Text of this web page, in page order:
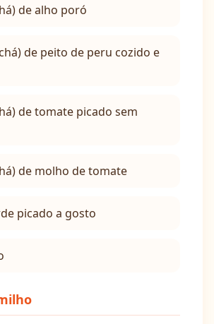
de alho poró
de peito de peru cozido e
de tomate picado sem
de molho de tomate
picado a gosto